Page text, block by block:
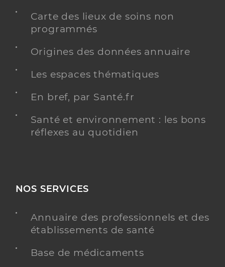
Ce praticien a renseigné des informations relatives
à l’accessibilité de son cabinet
informations relatives aux langues
Consulte en anglais
Dr Houcke Clotilde
Professionel de santé
Adresse
29 Rue des Terriers, 17220 Saint-Vivien
Type de convention
Conventionné
Carte des lieux de soins non
programmés
Origines des données annuaire
Les espaces thématiques
En bref, par Santé.fr
Santé et environnement : les bons
réflexes au quotidien
NOS SERVICES
Annuaire des professionnels et des
établissements de santé
Base de médicaments